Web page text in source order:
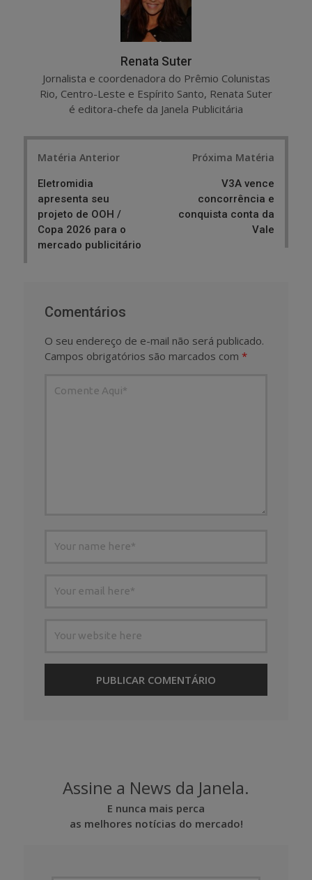
Renata Suter
Jornalista e coordenadora do Prêmio Colunistas
Rio, Centro-Leste e Espírito Santo, Renata Suter
é editora-chefe da Janela Publicitária
Matéria Anterior
Eletromidia
apresenta seu
projeto de OOH /
Copa 2026 para o
mercado publicitário
Próxima Matéria
V3A vence
concorrência e
conquista conta da
Vale
Comentários
O seu endereço de e-mail não será publicado.
Campos obrigatórios são marcados com *
Assine a News da Janela.
E nunca mais perca
as melhores notícias do mercado!